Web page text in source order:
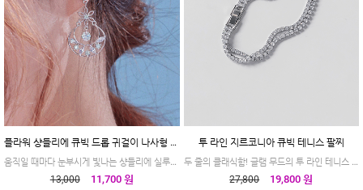
플라워 샹들리에 큐빅 드롭 귀걸이 나사형 귀찌
움직일 때마다 눈부시게 빛나는 샹들리에 실루엣, 로맨틱한 무드를 가득 담은 플라워 드롭 귀걸이
13,000
11,700 원
투 라인 지르코니아 큐빅 테니스 팔찌
두 줄의 클래식함! 글램 무드의 투 라인 테니스 팔찌
27,800
19,800 원